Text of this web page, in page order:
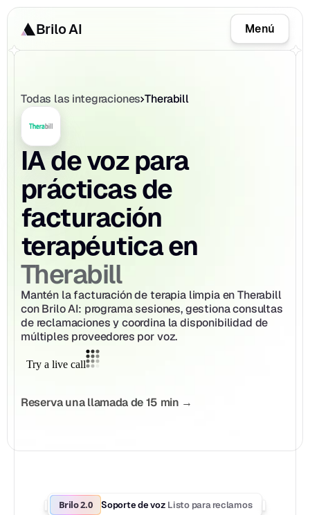
Brilo AI Menú
Todas las integraciones Therabill
IA de voz para
prácticas de
facturación
Therabill
Mantén la facturación de terapia limpia en Therabill
con Brilo AI: programa sesiones, gestiona consultas
de reclamaciones y coordina la disponibilidad de
múltiples proveedores por voz.
Reserva una llamada de 15 min →
Brilo 2.0 Soporte de voz Listo para reclamos